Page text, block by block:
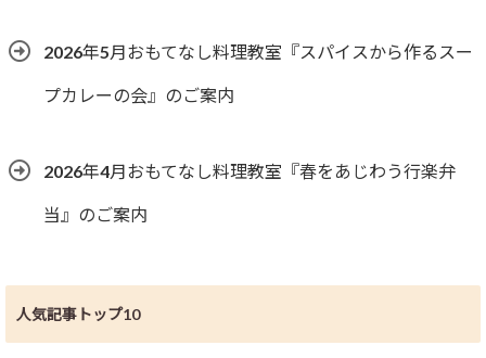
2026年5月おもてなし料理教室『スパイスから作るスー
プカレーの会』のご案内
2026年4月おもてなし料理教室『春をあじわう行楽弁
当』のご案内
人気記事トップ10